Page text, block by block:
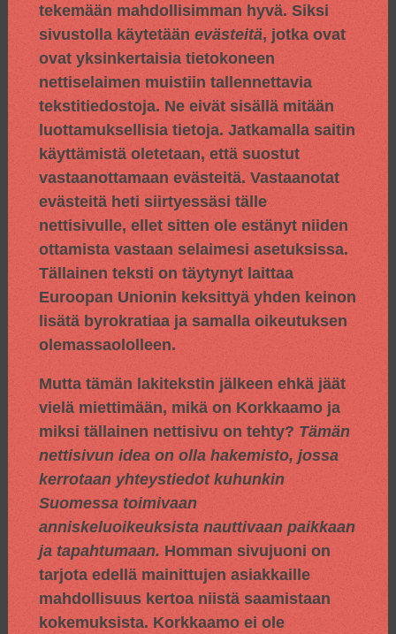
tekemään mahdollisimman hyvä. Siksi
sivustolla käytetään evästeitä, jotka ovat
ovat yksinkertaisia tietokoneen
nettiselaimen muistiin tallennettavia
tekstitiedostoja. Ne eivät sisällä mitään
luottamuksellisia tietoja. Jatkamalla saitin
käyttämistä oletetaan, että suostut
vastaanottamaan evästeitä. Vastaanotat
evästeitä heti siirtyessäsi tälle
nettisivulle, ellet sitten ole estänyt niiden
ottamista vastaan selaimesi asetuksissa.
Tällainen teksti on täytynyt laittaa
Euroopan Unionin keksittyä yhden keinon
lisätä byrokratiaa ja samalla oikeutuksen
olemassaololleen.
Mutta tämän lakitekstin jälkeen ehkä jäät
vielä miettimään, mikä on Korkkaamo ja
miksi tällainen nettisivu on tehty? Tämän
nettisivun idea on olla hakemisto, jossa
kerrotaan yhteystiedot kuhunkin
Suomessa toimivaan
anniskeluoikeuksista nauttivaan paikkaan
ja tapahtumaan. Homman sivujuoni on
tarjota edellä mainittujen asiakkaille
mahdollisuus kertoa niistä saamistaan
kokemuksista. Korkkaamo ei ole